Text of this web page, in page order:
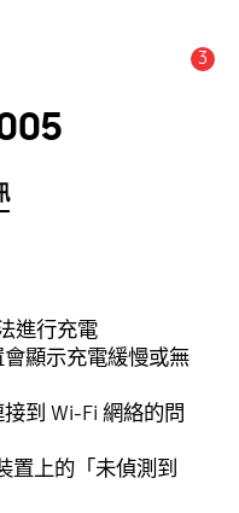
3
進行充電
顯示充電緩慢或無
到 Wi-Fi 網絡的問
置上的「未偵測到